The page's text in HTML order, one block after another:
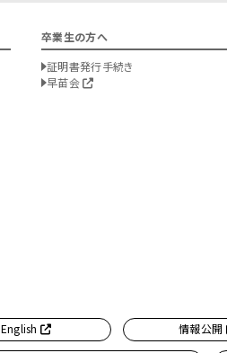
卒業生の方へ
証明書発行手続き
早苗会
English 情報公開